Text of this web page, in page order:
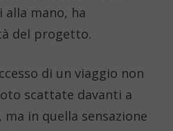
alla mano, ha
del progetto.
di un viaggio non
scattate davanti a
in quella sensazione